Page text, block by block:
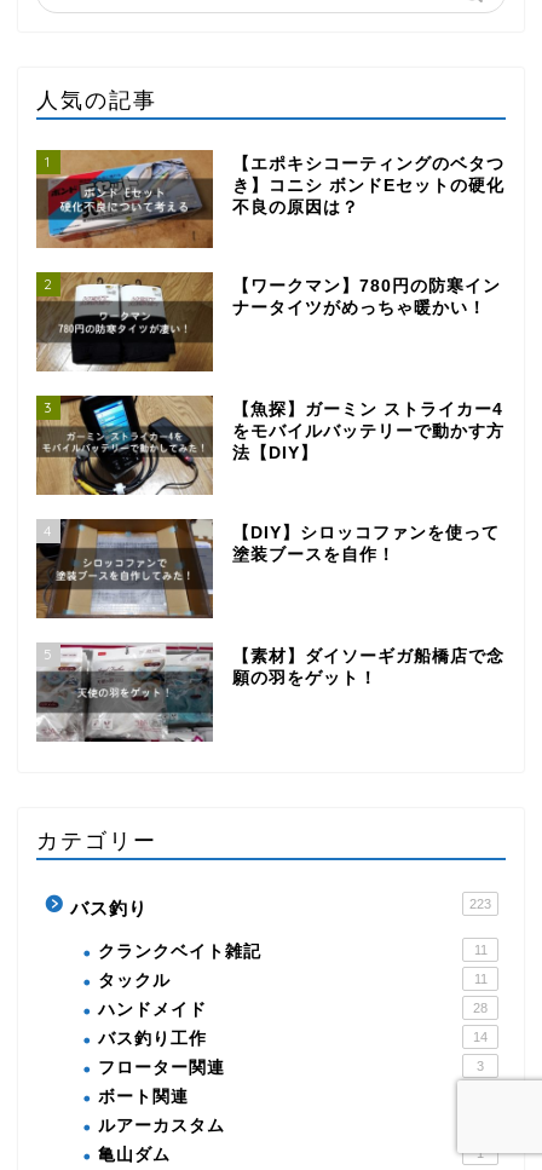
人気の記事
1
【エポキシコーティングのベタつ
き】コニシ ボンドEセットの硬化
不良の原因は？
2
【ワークマン】780円の防寒イン
ナータイツがめっちゃ暖かい！
3
【魚探】ガーミン ストライカー4
をモバイルバッテリーで動かす方
法【DIY】
4
【DIY】シロッコファンを使って
塗装ブースを自作！
5
【素材】ダイソーギガ船橋店で念
願の羽をゲット！
カテゴリー
バス釣り 223
クランクベイト雑記 11
タックル 11
ハンドメイド 28
バス釣り工作 14
フローター関連 3
ボート関連
ルアーカスタム
亀山ダム 1